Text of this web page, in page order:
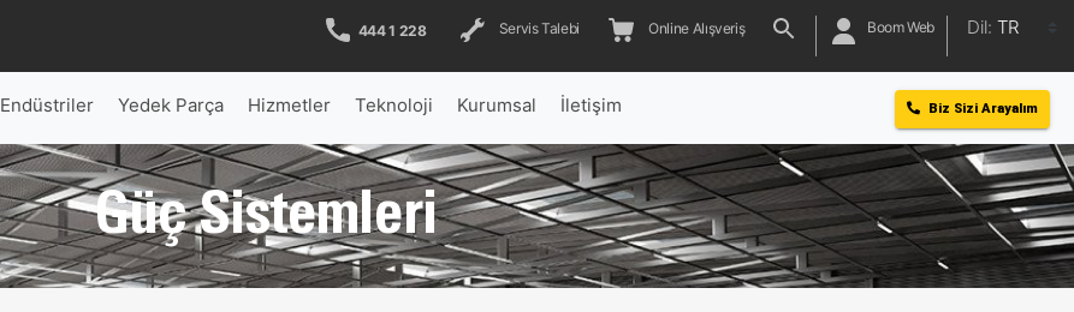
444 1 228 Servis Talebi Online Alışveriş Boom Web Dil: TR
Endüstriler Yedek Parça Hizmetler Teknoloji Kurumsal İletişim Biz Sizi Arayalım
Güç Sistemleri